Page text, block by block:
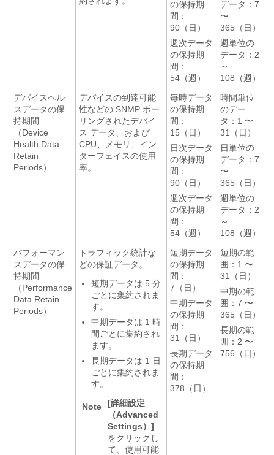
の保持期
間：
90（日）
週次データ
の保持期
間：
54（週）
データ：7
〜
365（日）
週単位の
データ：2
～
108（週）
デバイスヘル
スデータの保
持期間
（Device
Health Data
Retain
Periods）
デバイスの到達可能
性などの SNMP ポー
リングされたデバイ
ス データ、および
CPU、メモリ、イン
ターフェイスの使用
率。
毎時データ
の保持期
間：
15（日）
日次データ
の保持期
間：
90（日）
週次データ
の保持期
間：
54（週）
時間単位
のデー
タ：1 〜
31（日）
日単位の
データ：7
〜
365（日）
週単位の
データ：2
～
108（週）
パフォーマン
スデータの保
持期間
（Performance
Data Retain
Periods）
トラフィック統計な
どの保証データ。
短期データは 5 分
ごとに集約されま
す。
中期データは 1 時
間ごとに集約され
ます。
長期データは 1 日
ごとに集約されま
す。
Note
[詳細設定
（Advanced
Settings）]
をクリックし
て、使用可能
短期データ
の保持期
間：
7（日）
中期データ
の保持期
間：
31（日）
長期データ
の保持期
間：
378（日）
短期の範
囲：1 〜
31（日）
中期の範
囲：7 〜
365（日）
長期の範
囲：2 〜
756（日）